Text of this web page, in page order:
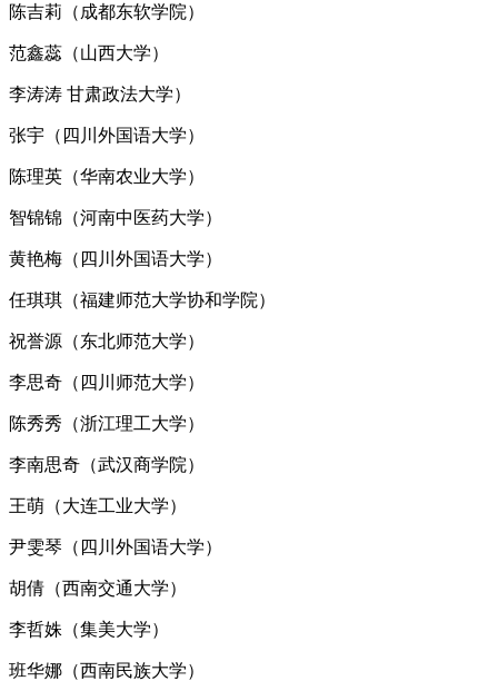
陈吉莉（成都东软学院）
范鑫蕊（山西大学）
李涛涛 甘肃政法大学）
张宇（四川外国语大学）
陈理英（华南农业大学）
智锦锦（河南中医药大学）
黄艳梅（四川外国语大学）
任琪琪（福建师范大学协和学院）
祝誉源（东北师范大学）
李思奇（四川师范大学）
陈秀秀（浙江理工大学）
李南思奇（武汉商学院）
王萌（大连工业大学）
尹雯琴（四川外国语大学）
胡倩（西南交通大学）
李哲姝（集美大学）
班华娜（西南民族大学）